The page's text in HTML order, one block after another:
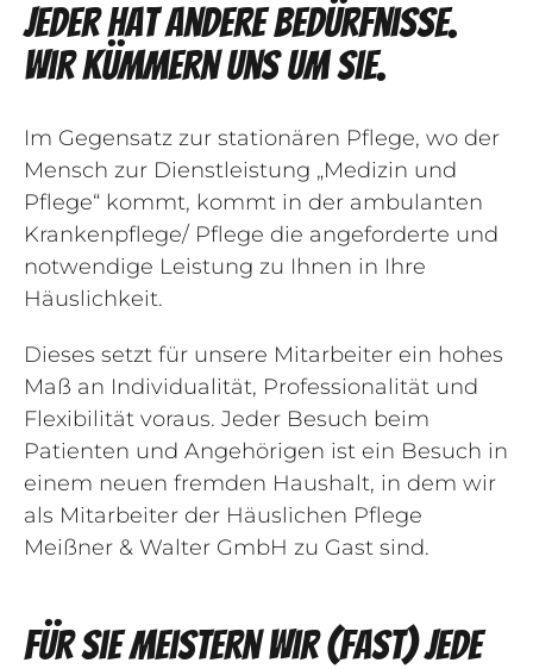
Jeder hat andere Bedürfnisse.
Wir kümmern uns um Sie.
Im Gegensatz zur stationären Pflege, wo der
Mensch zur Dienstleistung „Medizin und
Pflege“ kommt, kommt in der ambulanten
Krankenpflege/ Pflege die angeforderte und
notwendige Leistung zu Ihnen in Ihre
Häuslichkeit.
Dieses setzt für unsere Mitarbeiter ein hohes
Maß an Individualität, Professionalität und
Flexibilität voraus. Jeder Besuch beim
Patienten und Angehörigen ist ein Besuch in
einem neuen fremden Haushalt, in dem wir
als Mitarbeiter der Häuslichen Pflege
Meißner & Walter GmbH zu Gast sind.
Für Sie meistern wir (fast) jede